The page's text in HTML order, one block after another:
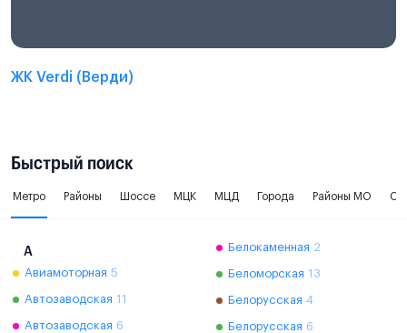
ЖК Verdi (Верди)
Быстрый поиск
Метро Районы Шоссе МЦК МЦД Города Районы МО
А
Авиамоторная 5
Автозаводская 11
Автозаводская 6
Белокаменная 2
Беломорская 13
Белорусская 4
Белорусская 6